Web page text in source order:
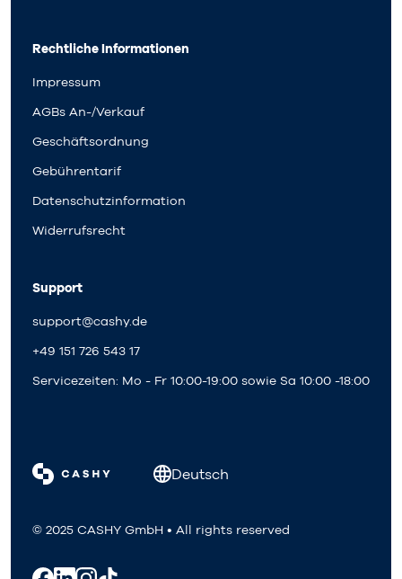
Rechtliche Informationen
Impressum
AGBs An-/Verkauf
Geschäftsordnung
Gebührentarif
Datenschutzinformation
Widerrufsrecht
Support
support@cashy.de
+49 151 726 543 17
Servicezeiten: Mo - Fr 10:00-19:00 sowie Sa 10:00 -18:00
Deutsch
© 2025 CASHY GmbH • All rights reserved